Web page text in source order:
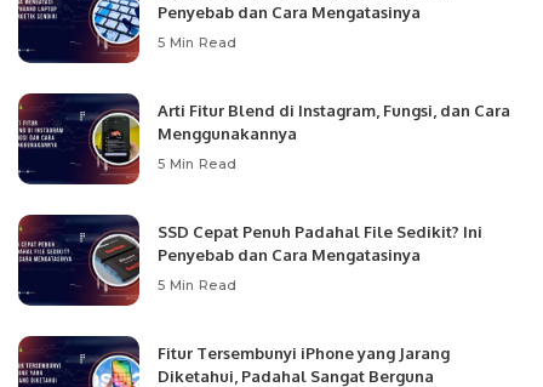
Penyebab dan Cara Mengatasinya
5 Min Read
Arti Fitur Blend di Instagram, Fungsi, dan Cara
Menggunakannya
5 Min Read
SSD Cepat Penuh Padahal File Sedikit? Ini
Penyebab dan Cara Mengatasinya
5 Min Read
Fitur Tersembunyi iPhone yang Jarang
Diketahui, Padahal Sangat Berguna